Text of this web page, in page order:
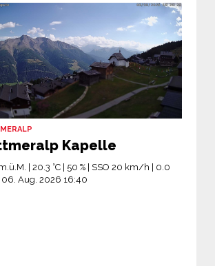
Kapelle
| 20.3 °C | 50 % | SSO 20 km/h | 0.0
Aug. 2026 16:40